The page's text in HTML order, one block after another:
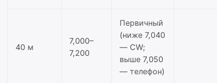
40 м
7,000–
7,200
Первичный
(ниже 7,040
— CW;
выше 7,050
— телефон)